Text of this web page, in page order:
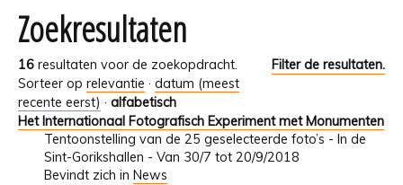
Zoekresultaten
16 resultaten voor de zoekopdracht.
Filter de resultaten.
Sorteer op relevantie · datum (meest
recente eerst) · alfabetisch
Het Internationaal Fotografisch Experiment met Monumenten
Tentoonstelling van de 25 geselecteerde foto’s - In de
Sint-Gorikshallen - Van 30/7 tot 20/9/2018
Bevindt zich in News